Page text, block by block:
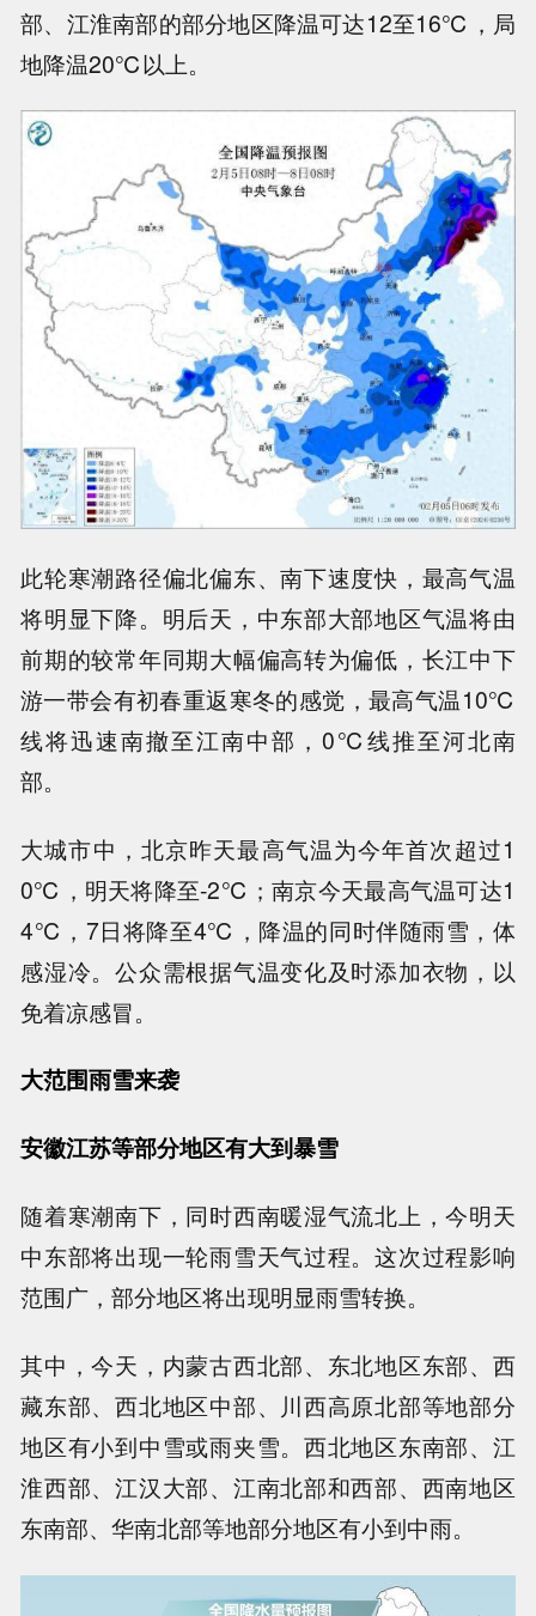
部、江淮南部的部分地区降温可达12至16℃，局
地降温20℃以上。
此轮寒潮路径偏北偏东、南下速度快，最高气温
将明显下降。明后天，中东部大部地区气温将由
前期的较常年同期大幅偏高转为偏低，长江中下
游一带会有初春重返寒冬的感觉，最高气温10℃
线将迅速南撤至江南中部，0℃线推至河北南
部。
大城市中，北京昨天最高气温为今年首次超过1
0℃，明天将降至-2℃；南京今天最高气温可达1
4℃，7日将降至4℃，降温的同时伴随雨雪，体
感湿冷。公众需根据气温变化及时添加衣物，以
免着凉感冒。
大范围雨雪来袭
安徽江苏等部分地区有大到暴雪
随着寒潮南下，同时西南暖湿气流北上，今明天
中东部将出现一轮雨雪天气过程。这次过程影响
范围广，部分地区将出现明显雨雪转换。
其中，今天，内蒙古西北部、东北地区东部、西
藏东部、西北地区中部、川西高原北部等地部分
地区有小到中雪或雨夹雪。西北地区东南部、江
淮西部、江汉大部、江南北部和西部、西南地区
东南部、华南北部等地部分地区有小到中雨。